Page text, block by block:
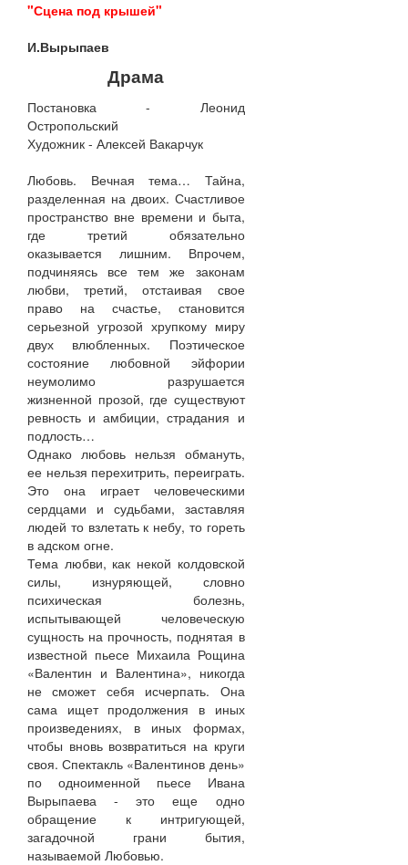
"Сцена под крышей"
И.Вырыпаев
Драма
Постановка - Леонид
Остропольский
Художник - Алексей Вакарчук
Любовь. Вечная тема… Тайна,
разделенная на двоих. Счастливое
пространство вне времени и быта,
где третий обязательно
оказывается лишним. Впрочем,
подчиняясь все тем же законам
любви, третий, отстаивая свое
право на счастье, становится
серьезной угрозой хрупкому миру
двух влюбленных. Поэтическое
состояние любовной эйфории
неумолимо разрушается
жизненной прозой, где существуют
ревность и амбиции, страдания и
подлость…
Однако любовь нельзя обмануть,
ее нельзя перехитрить, переиграть.
Это она играет человеческими
сердцами и судьбами, заставляя
людей то взлетать к небу, то гореть
в адском огне.
Тема любви, как некой колдовской
силы, изнуряющей, словно
психическая болезнь,
испытывающей человеческую
сущность на прочность, поднятая в
известной пьесе Михаила Рощина
«Валентин и Валентина», никогда
не сможет себя исчерпать. Она
сама ищет продолжения в иных
произведениях, в иных формах,
чтобы вновь возвратиться на круги
своя. Спектакль «Валентинов день»
по одноименной пьесе Ивана
Вырыпаева - это еще одно
обращение к интригующей,
загадочной грани бытия,
называемой Любовью.